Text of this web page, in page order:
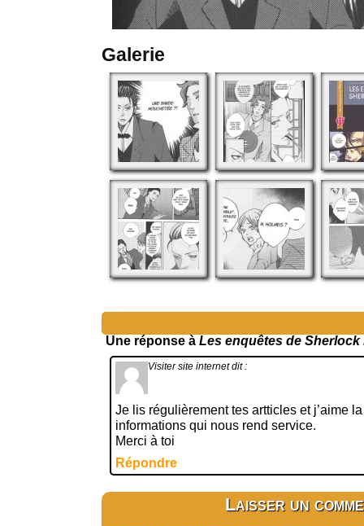
Galerie
Une réponse à Les enquêtes de
Visiter site internet dit :
Je lis régulièrement tes artticles et j’aime
informations qui nous rend service.
Merci à toi
Répondre
Laisser un